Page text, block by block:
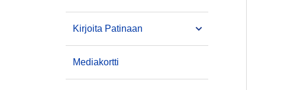
Kirjoita Patinaan
Mediakortti